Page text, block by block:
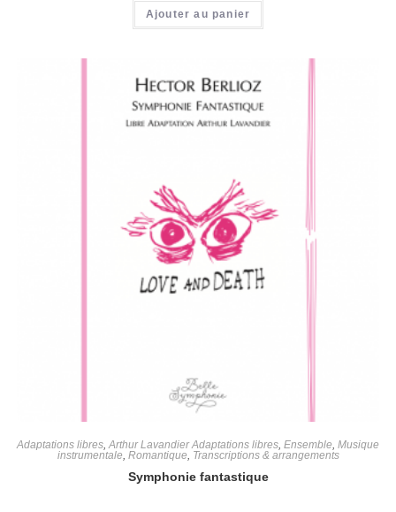
Ajouter au panier
Adaptations libres Arthur Lavandier Adaptations libres Ensemble Musique
instrumentale Romantique Transcriptions & arrangements
Symphonie fantastique